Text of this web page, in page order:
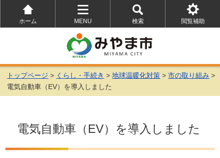
ホーム
MENU
を
開
く
検索
を
開
く
閲覧補助
を
トップページ > くらし・手続き >地球温暖化対策 >市の取り組み >
電気自動車（EV）を導入しました
電気自動車（EV）を導入しました